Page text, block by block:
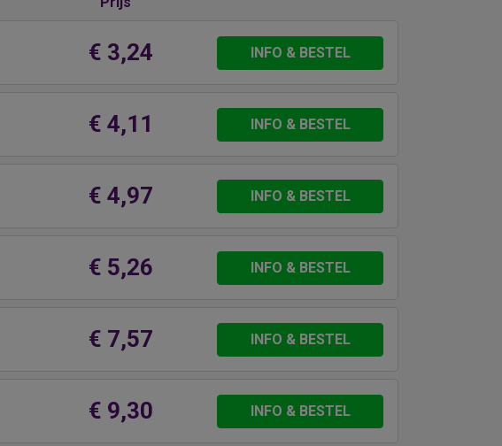
€ 3,24 INFO & BESTEL
€ 4,11 INFO & BESTEL
€ 4,97 INFO & BESTEL
€ 5,26 INFO & BESTEL
€ 7,57 INFO & BESTEL
€ 9,30 INFO & BESTEL